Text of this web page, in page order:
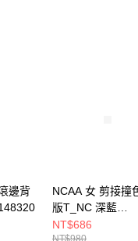
邊背
NCAA 女 剪接撞
版T_NC 深藍
7522100680
NT$686
NT$980